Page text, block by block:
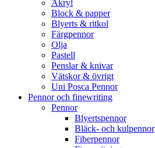
Akryl
Block & papper
Blyerts & ritkol
Färgpennor
Olja
Pastell
Penslar & knivar
Vätskor & övrigt
Uni Posca Pennor
Pennor och finewriting
Pennor
Blyertspennor
Bläck- och kulpennor
Fiberpennor